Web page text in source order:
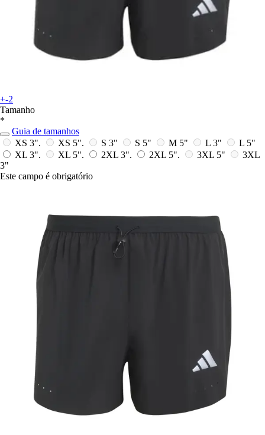
+-2
Tamanho
*
Guia de tamanhos
XS 3".
XS 5". S 3" S 5" M 5" L 3"
L 5"
XL 3".
XL 5". 2XL 3". 2XL 5". 3XL 5"
3XL
3"
Este campo é obrigatório